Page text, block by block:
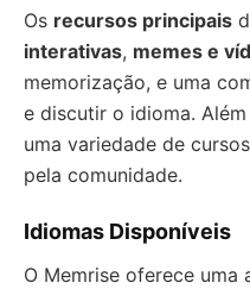
Os recursos principais
interativas, memes e
memorização, e uma
e discutir o idioma.
uma variedade de
pela comunidade.
Idiomas Disponíveis
O Memrise oferece uma